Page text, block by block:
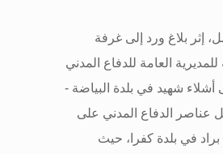
إثر بلاغ ورد إلى غرفة
للمديرية العامة للدفاع المدني
أشلاء شهيد في بلدة البياضة -
الدفاع المدني على
براد في بلدة كفرا، حيث